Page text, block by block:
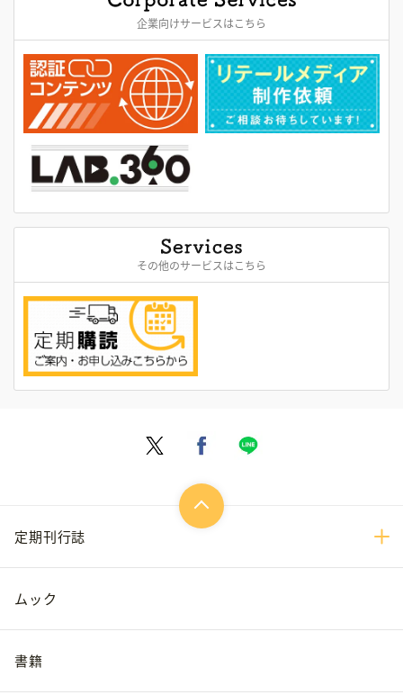
企業向けサービスはこちら
その他のサービスはこちら
定期刊行誌
ムック
書籍